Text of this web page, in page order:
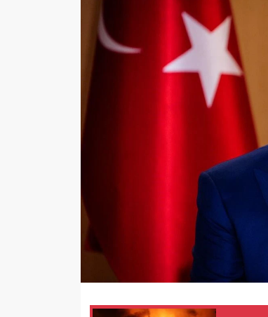
Resmi İlan
Resmi Reklam